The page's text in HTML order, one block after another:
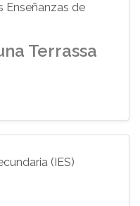
Enseñanzas de
Terrassa
(IES)